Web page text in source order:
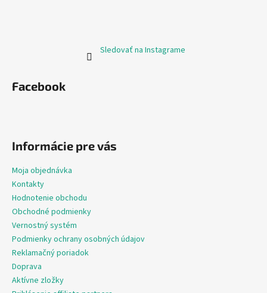
Sledovať na Instagrame
Facebook
Informácie pre vás
Moja objednávka
Kontakty
Hodnotenie obchodu
Obchodné podmienky
Vernostný systém
Podmienky ochrany osobných údajov
Reklamačný poriadok
Doprava
Aktívne zložky